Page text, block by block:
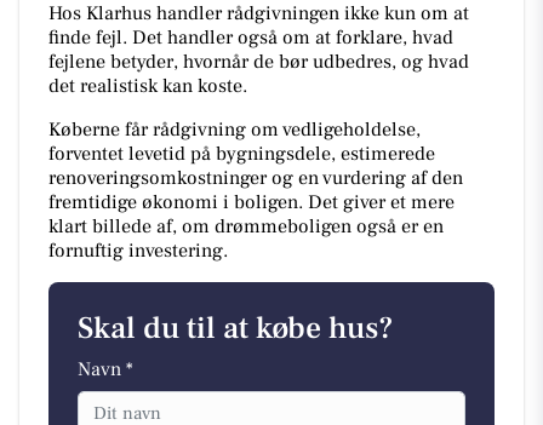
Hos Klarhus handler rådgivningen ikke kun om at
finde fejl. Det handler også om at forklare, hvad
fejlene betyder, hvornår de bør udbedres, og hvad
det realistisk kan koste.
Køberne får rådgivning om vedligeholdelse,
forventet levetid på bygningsdele, estimerede
renoveringsomkostninger og en vurdering af den
fremtidige økonomi i boligen. Det giver et mere
klart billede af, om drømmeboligen også er en
fornuftig investering.
Skal du til at købe hus?
Navn *